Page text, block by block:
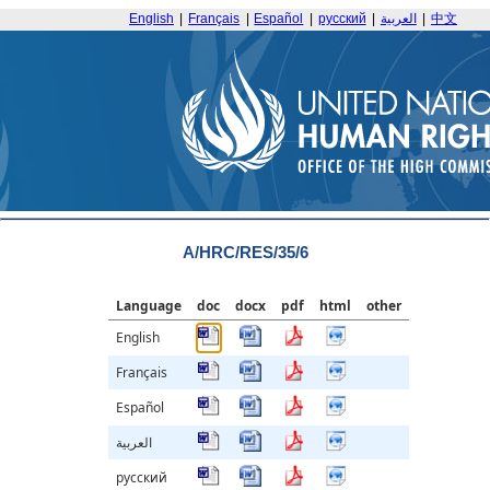
English Français Español русский العربية 中文
A/HRC/RES/35/6
Language doc docx pdf html
other
English
Français
Español
العربية
русский